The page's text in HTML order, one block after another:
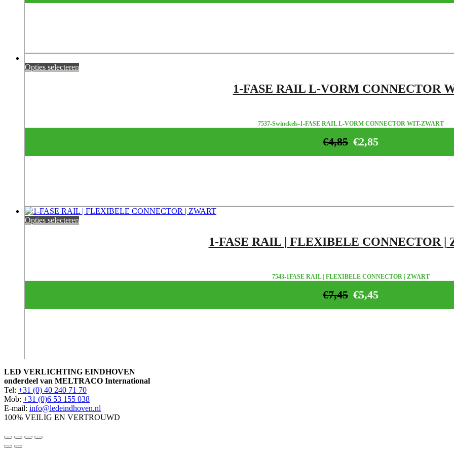
Opties selecteren
1-FASE RAIL L-VORM CONNECTOR
7537-Swinckels-1-FASE RAIL L-VORM CONNECTOR WIT-ZWART
€2,85
€4,85
Opties selecteren
1-FASE RAIL | FLEXIBELE CONNECTOR |
7543-1FASE RAIL | FLEXIBELE CONNECTOR | ZWART
€5,45
€7,45
LED VERLICHTING EINDHOVEN
onderdeel van MELTRACO International
Tel: +31 (0) 40 240 71 70
Mob: +31 (0)6 53 155 038
E-mail: info@ledeindhoven.nl
100% VEILIG EN VERTROUWD